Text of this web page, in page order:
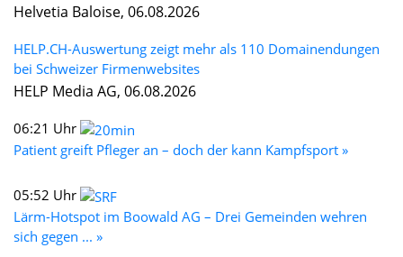
Helvetia Baloise, 06.08.2026
HELP.CH-Auswertung zeigt mehr als 110 Domainendungen
bei Schweizer Firmenwebsites
HELP Media AG, 06.08.2026
06:21 Uhr
Patient greift Pfleger an – doch der kann Kampfsport »
05:52 Uhr
Lärm-Hotspot im Boowald AG – Drei Gemeinden wehren
sich gegen ... »